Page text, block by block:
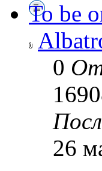
To be
0
26